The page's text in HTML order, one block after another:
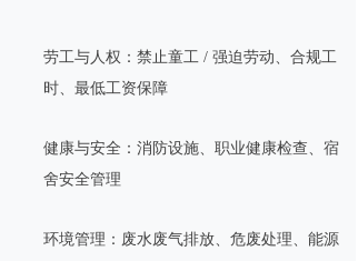
劳工与人权：禁止童工 / 强迫劳动、合规工
时、最低工资保障
健康与安全：消防设施、职业健康检查、宿
舍安全管理
环境管理：废水废气排放、危废处理、能源